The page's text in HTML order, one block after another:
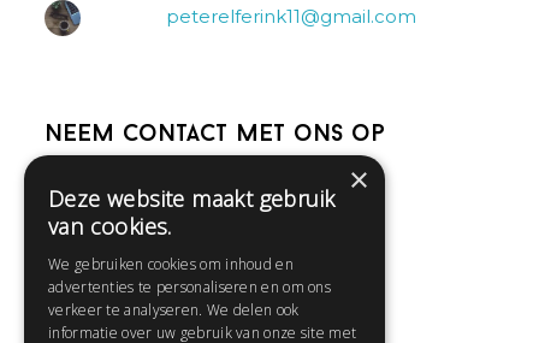
peterelferink11@gmail.com
Neem contact met ons op
Help
Contact
Huisregels
×
Deze website maakt gebruik
van cookies.
We gebruiken cookies om inhoud en
advertenties te personaliseren en om ons
verkeer te analyseren. We delen ook
informatie over uw gebruik van onze site met